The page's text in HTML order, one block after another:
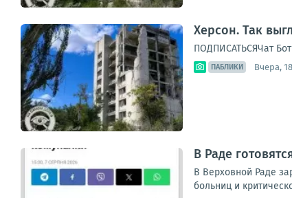
Херсон. Так
ПОДПИСАТЬСЯЧат
ПАБЛИКИ Вчера,
В Раде
В Верховной Раде
больниц и